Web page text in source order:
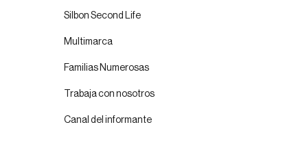
Silbon Second Life
Multimarca
Familias Numerosas
Trabaja con nosotros
Canal del informante